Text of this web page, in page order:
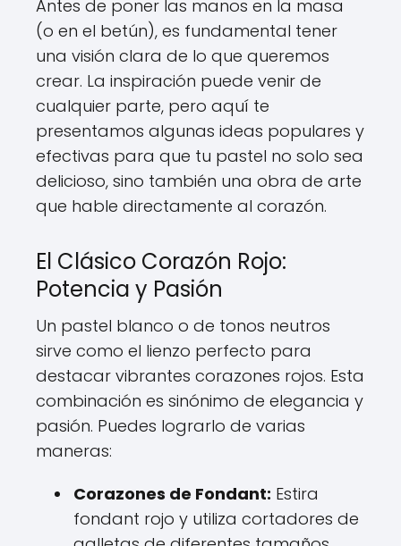
Antes de poner las manos en la masa
(o en el betún), es fundamental tener
una visión clara de lo que queremos
crear. La inspiración puede venir de
cualquier parte, pero aquí te
presentamos algunas ideas populares y
efectivas para que tu pastel no solo sea
delicioso, sino también una obra de arte
que hable directamente al corazón.
El Clásico Corazón Rojo:
Potencia y Pasión
Un pastel blanco o de tonos neutros
sirve como el lienzo perfecto para
destacar vibrantes corazones rojos. Esta
combinación es sinónimo de elegancia y
pasión. Puedes lograrlo de varias
maneras:
Corazones de Fondant: Estira
fondant rojo y utiliza cortadores de